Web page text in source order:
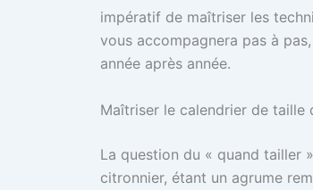
impératif de maîtriser les
vous accompagnera pas à
année après année.
Maîtriser le calendrier de
La question du « quand tailler
citronnier, étant un agrume